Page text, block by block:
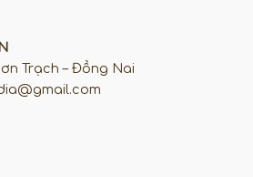
Trạch – Đồng Nai